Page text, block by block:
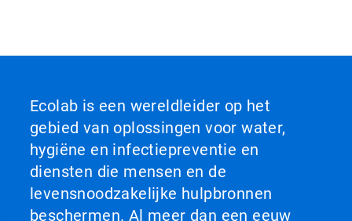
Ecolab is een wereldleider op het
gebied van oplossingen voor water,
hygiëne en infectiepreventie en
diensten die mensen en de
levensnoodzakelijke hulpbronnen
beschermen. Al meer dan een eeuw